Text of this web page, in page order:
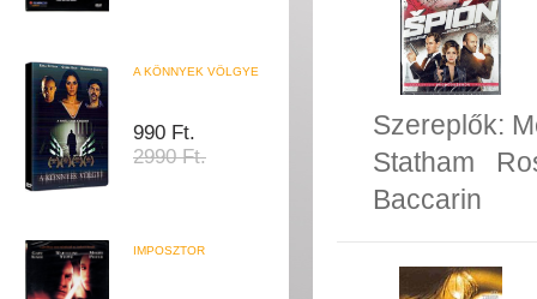
A KÖNNYEK VÖLGYE
990 Ft.
2990 Ft.
IMPOSZTOR
Szereplők:
Statham
Baccarin